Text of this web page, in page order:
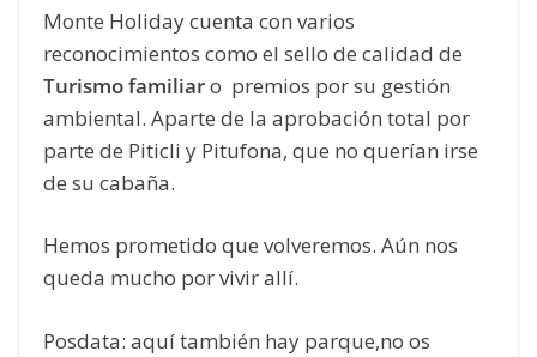
Monte Holiday cuenta con varios
reconocimientos como el sello de calidad de
Turismo familiaro premios por su gestión
ambiental. Aparte de la aprobación total por
parte de Piticli y Pitufona, que no querían irse
de su cabaña.
Hemos prometido que volveremos. Aún nos
queda mucho por vivir allí.
Posdata: aquí también hay parque,no os